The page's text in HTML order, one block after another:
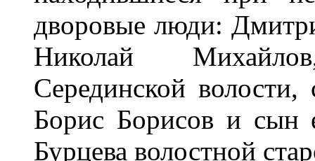
дворовые люди:
Николай
Серединской волости,
Борис Борисов и сын
Бурцева волостной